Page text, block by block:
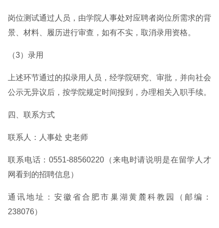
岗位测试通过人员，由学院人事处对应聘者岗位所需求的背
景、材料、履历进行审查，如有不实，取消录用资格。
（3）录用
上述环节通过的拟录用人员，经学院研究、审批，并向社会
公示无异议后，按学院规定时间报到，办理相关入职手续。
四、联系方式
联系人：人事处 史老师
联系电话：0551-88560220（来电时请说明是在留学人才
网看到的招聘信息）
通讯地址：安徽省合肥市巢湖黄麓科教园（邮编：
238076）